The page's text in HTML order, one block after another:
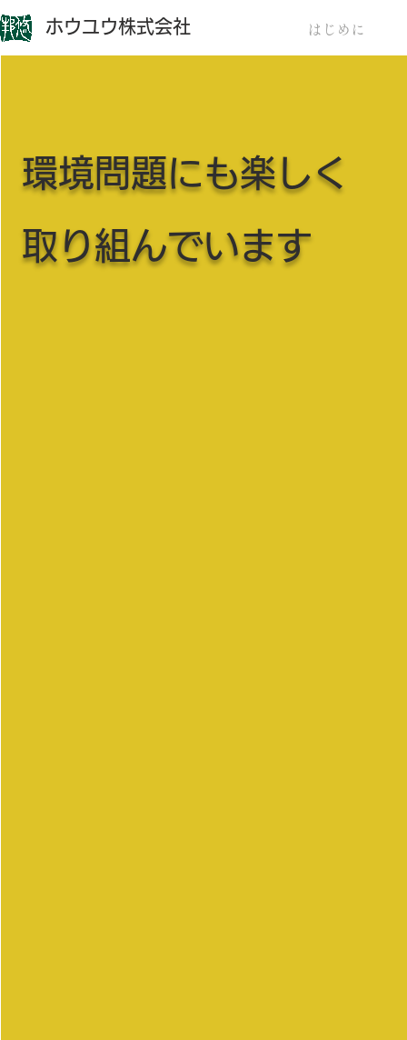
ホウユウ株式会社 はじめに
環境問題にも楽しく
取り組んでいます